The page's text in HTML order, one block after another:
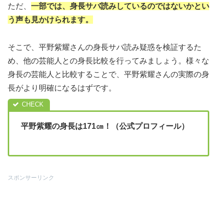
ただ、 一部では、身長サバ読みしているのではないかとい
う声も見かけられます。
そこで、平野紫耀さんの身長サバ読み疑惑を検証するた
め、他の芸能人との身長比較を行ってみましょう。様々な
身長の芸能人と比較することで、平野紫耀さんの実際の身
長がより明確になるはずです。
平野紫耀の身長は171㎝！（公式プロフィール）
スポンサーリンク